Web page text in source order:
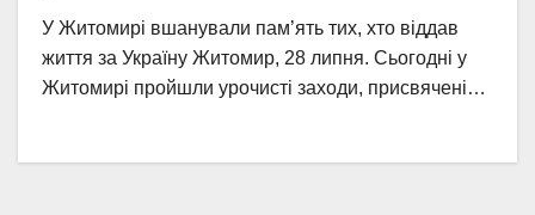
У Житомирі вшанували пам’ять тих, хто віддав
життя за Україну Житомир, 28 липня. Сьогодні у
Житомирі пройшли урочисті заходи, присвячені…